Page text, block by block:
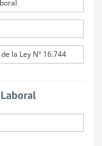
la Ley N° 16.744